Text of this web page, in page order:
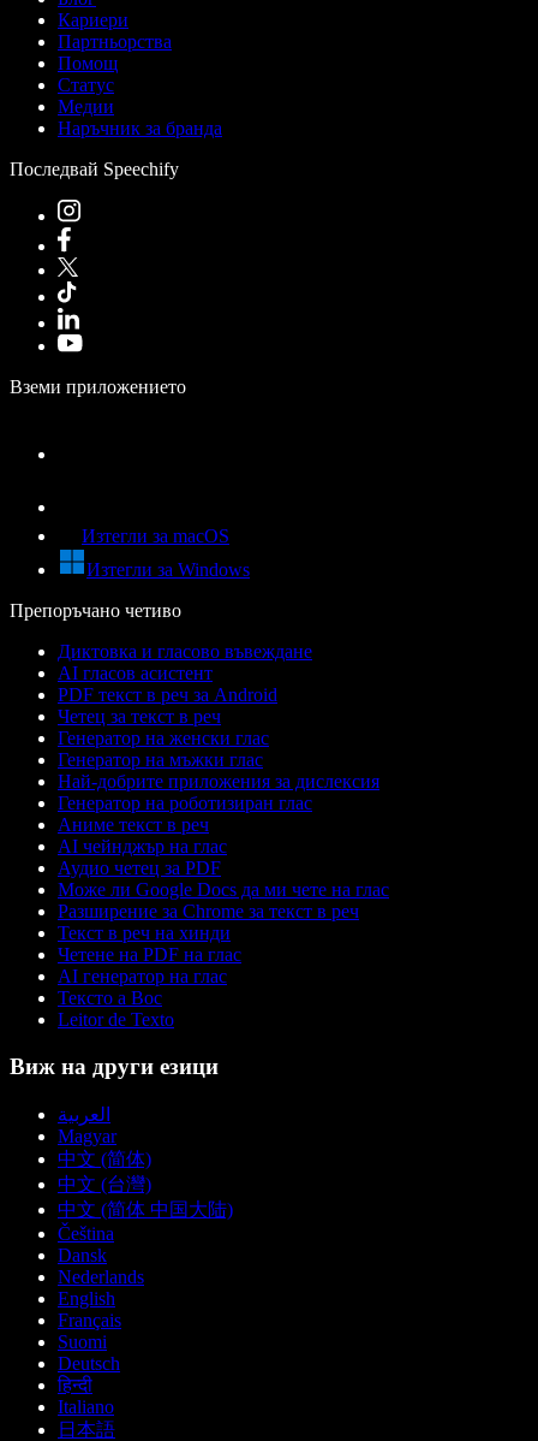
Кариери
Партньорства
Помощ
Статус
Медии
Наръчник за бранда
Последвай Speechify
Вземи приложението
Изтегли за macOS
Изтегли за Windows
Препоръчано четиво
Диктовка и гласово въвеждане
AI гласов асистент
PDF текст в реч за Android
Четец за текст в реч
Генератор на женски глас
Генератор на мъжки глас
Най-добрите приложения за дислексия
Генератор на роботизиран глас
Аниме текст в реч
AI чейнджър на глас
Аудио четец за PDF
Може ли Google Docs да ми чете на глас
Разширение за Chrome за текст в реч
Текст в реч на хинди
Четене на PDF на глас
AI генератор на глас
Тексто а Вос
Leitor de Texto
Виж на други езици
العربية
Magyar
中文 (简体)
中文 (台灣)
中文 (简体 中国大陆)
Čeština
Dansk
Nederlands
English
Français
Suomi
Deutsch
हिन्दी
Italiano
日本語